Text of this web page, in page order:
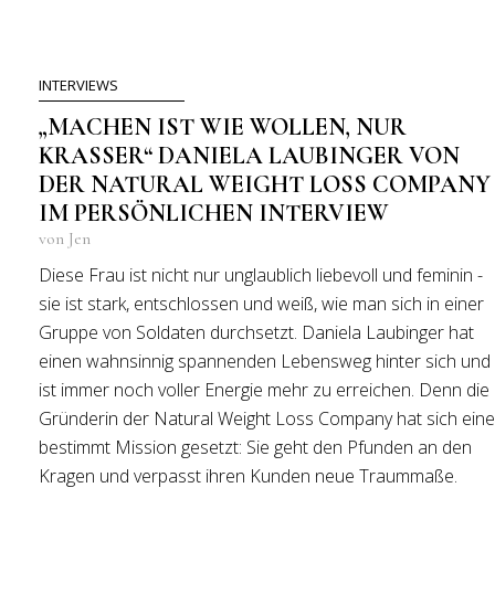
INTERVIEWS
„MACHEN IST WIE WOLLEN, NUR
KRASSER“ DANIELA LAUBINGER VON
DER NATURAL WEIGHT LOSS COMPANY
IM PERSÖNLICHEN INTERVIEW
von Jen
Diese Frau ist nicht nur unglaublich liebevoll und feminin -
sie ist stark, entschlossen und weiß, wie man sich in einer
Gruppe von Soldaten durchsetzt. Daniela Laubinger hat
einen wahnsinnig spannenden Lebensweg hinter sich und
ist immer noch voller Energie mehr zu erreichen. Denn die
Gründerin der Natural Weight Loss Company hat sich eine
bestimmt Mission gesetzt: Sie geht den Pfunden an den
Kragen und verpasst ihren Kunden neue Traummaße.